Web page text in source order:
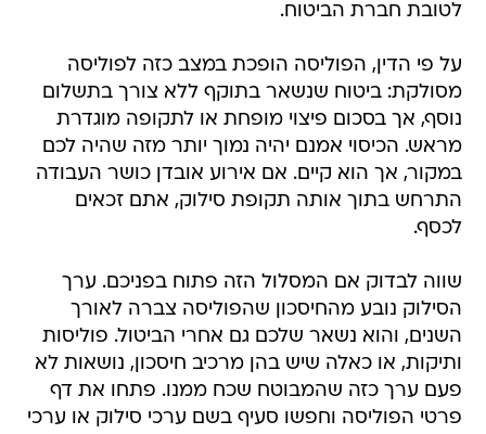
לטובת חברת הביטוח.
על פי הדין, הפוליסה הופכת במצב כזה לפוליסה
מסולקת: ביטוח שנשאר בתוקף ללא צורך בתשלום
נוסף, אך בסכום פיצוי מופחת או לתקופה מוגדרת
מראש. הכיסוי אמנם יהיה נמוך יותר מזה שהיה לכם
במקור, אך הוא קיים. אם אירוע אובדן כושר העבודה
התרחש בתוך אותה תקופת סילוק, אתם זכאים
לכסף.
שווה לבדוק אם המסלול הזה פתוח בפניכם. ערך
הסילוק נובע מהחיסכון שהפוליסה צברה לאורך
השנים, והוא נשאר שלכם גם אחרי הביטול. פוליסות
ותיקות, או כאלה שיש בהן מרכיב חיסכון, נושאות לא
פעם ערך כזה שהמבוטח שכח ממנו. פתחו את דף
פרטי הפוליסה וחפשו סעיף בשם ערכי סילוק או ערכי